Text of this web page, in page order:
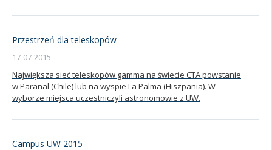
Przestrzeń dla teleskopów
17-07-2015
Największa sieć teleskopów gamma na świecie CTA powstanie
w Paranal (Chile) lub na wyspie La Palma (Hiszpania). W
wyborze miejsca uczestniczyli astronomowie z UW.
Campus UW 2015